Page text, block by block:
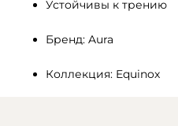
Устойчивы к трению
Бренд: Aura
Коллекция: Equinox